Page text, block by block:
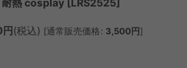
耐熱 cosplay [LRS2525]
円 (税込) [通常販売価格: 3,500 円]